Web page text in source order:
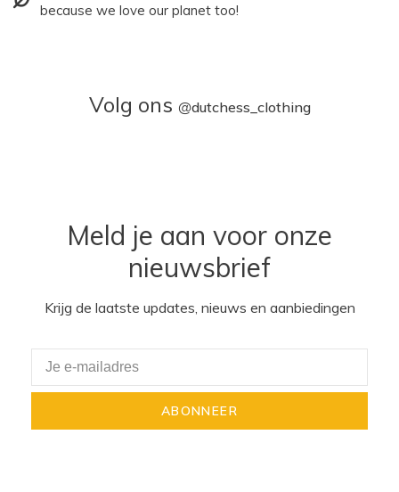
because we love our planet too!
Volg ons @dutchess_clothing
Meld je aan voor onze
nieuwsbrief
Krijg de laatste updates, nieuws en aanbiedingen
ABONNEER